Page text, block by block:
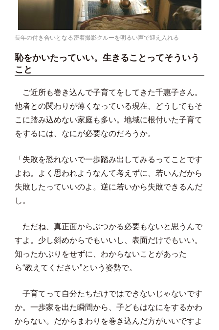
長年の付き合いとなる密着撮影クルーを明るい声で迎え入れる
恥をかいたっていい。生きることってそういう
こと
ご近所も巻き込んで子育てをしてきた千惠子さん。
他者との関わりが薄くなっている現在、どうしてもそ
こに踏み込めない家庭も多い。地域に根付いた子育て
をするには、なにが必要なのだろうか。
「失敗を恐れないで一歩踏み出してみるってことです
よね。よく思われようなんて考えずに、若いんだから
失敗したっていいのよ。逆に若いから失敗できるんだ
し。
ただね、真正面からぶつかる必要もないと思うんで
すよ。少し斜めからでもいいし、表面だけでもいい。
知ったかぶりをせずに、わからないことがあった
ら“教えてください”という姿勢で。
子育てって自分たちだけではできないじゃないです
か。一歩家を出た瞬間から、子どもはなにをするかわ
からない。だからまわりを巻き込んだ方がいいですよ